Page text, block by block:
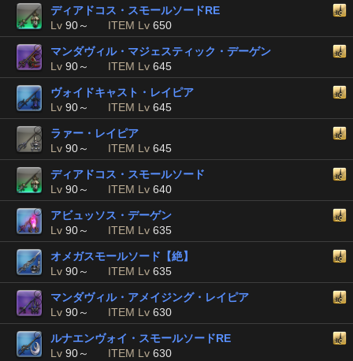
ディアドコス・スモールソードRE
Lv 90～ ITEM Lv 650
マンダヴィル・マジェスティック・デーゲン
Lv 90～ ITEM Lv 645
ヴォイドキャスト・レイピア
Lv 90～ ITEM Lv 645
ラァー・レイピア
Lv 90～ ITEM Lv 645
ディアドコス・スモールソード
Lv 90～ ITEM Lv 640
アビュッソス・デーゲン
Lv 90～ ITEM Lv 635
オメガスモールソード【絶】
Lv 90～ ITEM Lv 635
マンダヴィル・アメイジング・レイピア
Lv 90～ ITEM Lv 630
ルナエンヴォイ・スモールソードRE
Lv 90～ ITEM Lv 630